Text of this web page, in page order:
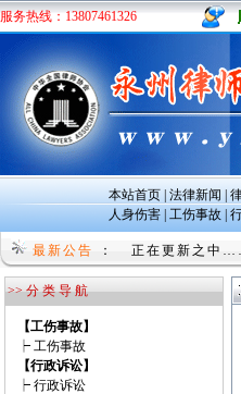
服务热线：13807461326
本站首页| 法律新闻
人身伤害| 工伤事故|
最新公告 ：
正在更新之中
正在更新之中
>> 分 类 导 航
【工伤事故】
┝ 工伤事故
【行政诉讼】
┝ 行政诉讼